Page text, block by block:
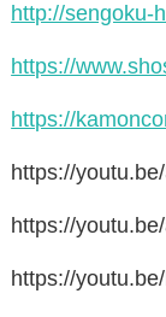
http://sengoku-
https://
https://
https://
https://
https://